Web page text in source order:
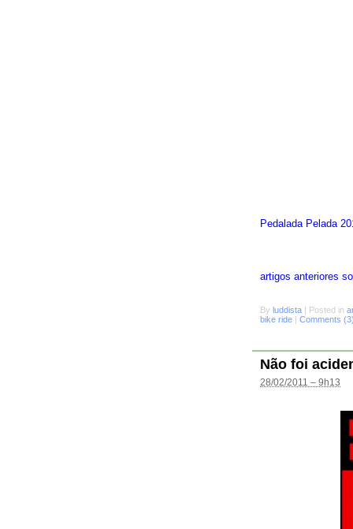
Pedalada Pelada
artigos anteriores
By luddista | Posted in
bike ride | Comments
Não foi
28/02/2011 – 9h13